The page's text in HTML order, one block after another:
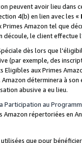
peuvent avoir lieu dans
4(b) en lien avec les «
Amazon tel que
découle, le client
dès lors que
(par exemple, des
aux Primes
déterminera à
abusive a eu lieu.
Participation au
répertoriées en
que pour